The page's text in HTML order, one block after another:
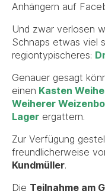
Anhängern auf
Und zwar verlosen
Schnaps etwas viel
regiontypischeres:
Genauer gesagt
einen Kasten
Weiherer
Lager ergattern.
Zur Verfügung
freundlicherweise
Kundmüller.
Die Teilnahme am